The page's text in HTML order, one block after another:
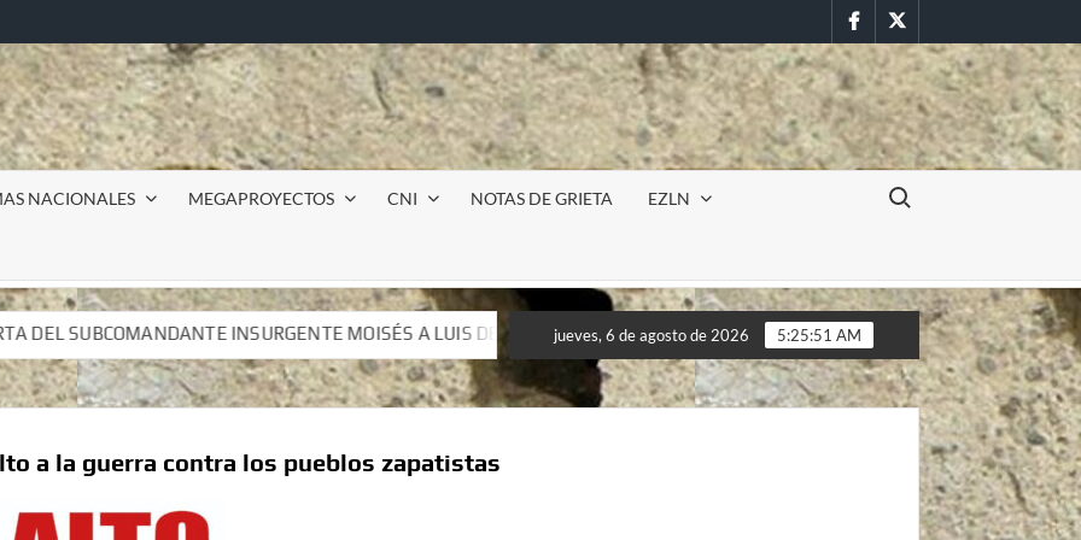
FacebookTwitter
NACIONALES MEGAPROYECTOS CNI NOTAS DE GRIETA EZLN
Buscar:
MOISÉS A LUIS DE TAVIRA
Incursión militar en la UAEM (Morelos) durante paro estudiantil por
MOISÉS A LUIS DE TAVIRA
Incursión militar en la UAEM (Morelos) durante paro estudiantil por
jueves, 6 de agosto de 2026 5:25:53 AM
a la guerra contra los pueblos zapatistas